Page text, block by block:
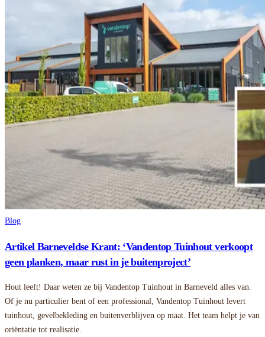
Blog
Artikel Barneveldse Krant: ‘Vandentop Tuinhout verkoopt
geen planken, maar rust in je buitenproject’
Hout leeft! Daar weten ze bij Vandentop Tuinhout in Barneveld alles van.
Of je nu particulier bent of een professional, Vandentop Tuinhout levert
tuinhout, gevelbekleding en buitenverblijven op maat. Het team helpt je van
oriëntatie tot realisatie.